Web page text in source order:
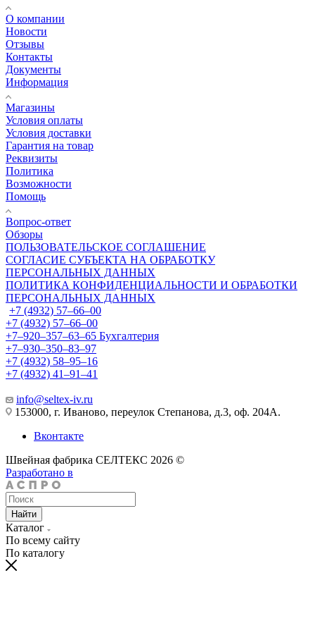
О компании
Новости
Отзывы
Контакты
Документы
Информация
Магазины
Условия оплаты
Условия доставки
Гарантия на товар
Реквизиты
Политика
Возможности
Помощь
Вопрос-ответ
Обзоры
ПОЛЬЗОВАТЕЛЬСКОЕ СОГЛАШЕНИЕ
СОГЛАСИЕ СУБЪЕКТА НА ОБРАБОТКУ
ПЕРСОНАЛЬНЫХ ДАННЫХ
ПОЛИТИКА КОНФИДЕНЦИАЛЬНОСТИ И ОБРАБОТКИ
ПЕРСОНАЛЬНЫХ ДАННЫХ
+7 (4932) 57‒66‒00
+7 (4932) 57‒66‒00
+7‒920‒357‒63‒65 Бухгалтерия
+7‒930‒350‒83‒97
+7 (4932) 58‒95‒16
+7 (4932) 41‒91‒41
info@seltex-iv.ru
153000, г. Иваново, переулок Степанова, д.3, оф. 204А.
Вконтакте
Швейная фабрика СЕЛТЕКС 2026 ©
Разработано в
Найти
Каталог
По всему сайту
По каталогу